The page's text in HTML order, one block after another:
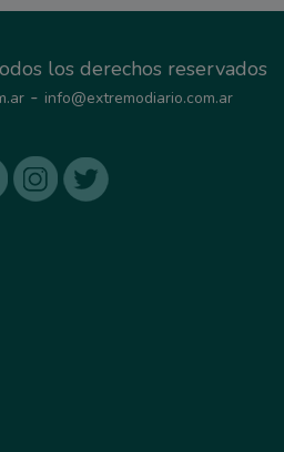
los derechos reservados
- info@extremodiario.com.ar